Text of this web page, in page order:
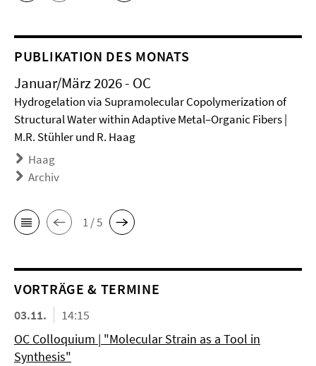
PUBLIKATION DES MONATS
Januar/März 2026 - OC
Hydrogelation via Supramolecular Copolymerization of
Structural Water within Adaptive Metal–Organic Fibers |
M.R. Stühler und R. Haag
Haag
Archiv
1 / 5
VORTRÄGE & TERMINE
03.11.
14:15
OC Colloquium | "Molecular Strain as a Tool in
Synthesis"